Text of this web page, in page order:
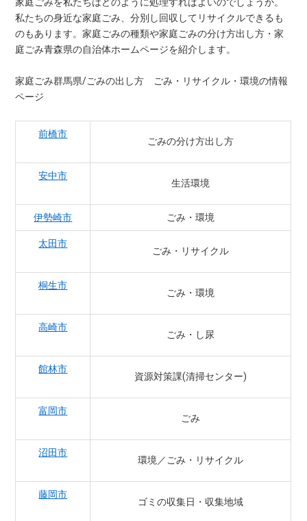
私たちの身近な家庭ごみ、分別し回収してリサイクルできるも
のもあります。家庭ごみの種類や家庭ごみの分け方出し方・家
庭ごみ青森県の自治体ホームページを紹介します。
家庭ごみ群馬県/ごみの出し方 ごみ・リサイクル・環境の情報
ページ
前橋市
ごみの分け方出し方
安中市
生活環境
伊勢崎市 ごみ・環境
太田市
ごみ・リサイクル
桐生市
ごみ・環境
高崎市
ごみ・し尿
館林市
資源対策課(清掃センター)
富岡市
ごみ
沼田市
環境／ごみ・リサイクル
藤岡市
ゴミの収集日・収集地域